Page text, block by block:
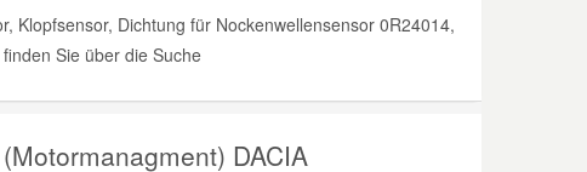
Klopfsensor, Dichtung für Nockenwellensensor 0R24014,
Sie über die Suche
DACIA